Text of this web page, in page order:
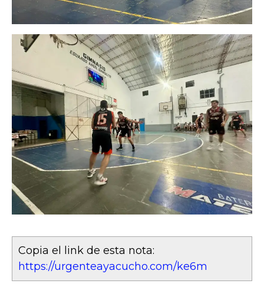
Copia el link de esta nota:
https://urgenteayacucho.com/ke6m